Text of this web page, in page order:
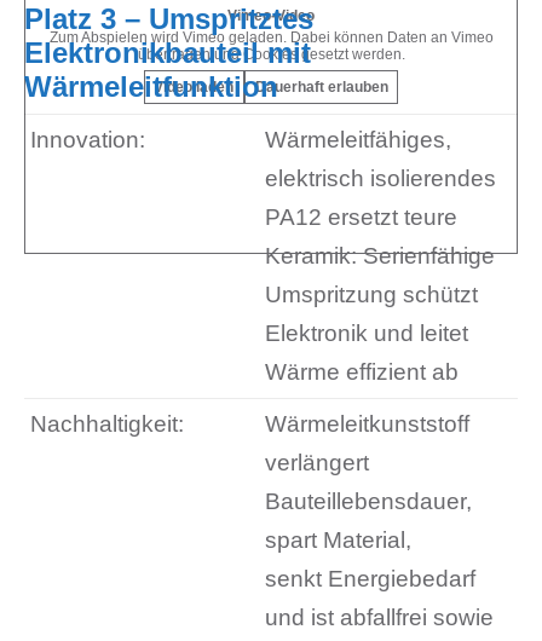
Vimeo-Video
Zum Abspielen wird Vimeo geladen. Dabei können Daten an Vimeo
übertragen und Cookies gesetzt werden.
Video laden Dauerhaft erlauben
Platz 3 – Umspritztes
Elektronikbauteil mit
Wärmeleitfunktion
Innovation:
Wärmeleitfähiges,
elektrisch isolierendes
PA12 ersetzt teure
Keramik: Serienfähige
Umspritzung schützt
Elektronik und leitet
Wärme effizient ab
Nachhaltigkeit:
Wärmeleitkunststoff
verlängert
Bauteillebensdauer,
spart Material,
senkt Energiebedarf
und ist abfallfrei sowie